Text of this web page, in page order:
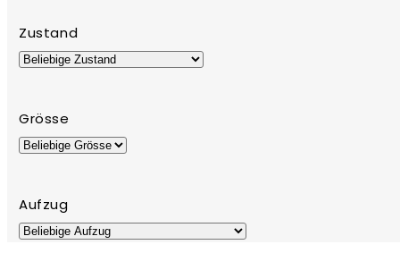
Zustand
Grösse
Aufzug